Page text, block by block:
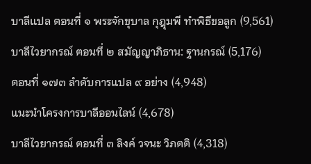
บาลีแปล ตอนที่ ๑ พระจักขุบาล กุฎุมพี ทำพิธีขอลูก (9,561)
บาลีไวยากรณ์ ตอนที่ ๒ สมัญญาภิธาน: ฐานกรณ์(5,176)
ตอนที่ ๑๗๓ ลำดับการแปล ๙ อย่าง (4,948)
แนะนำโครงการบาลีออนไลน์(4,678)
บาลีไวยากรณ์ ตอนที่ ๓ ลิงค์ วจนะ วิภตติ(4,318)